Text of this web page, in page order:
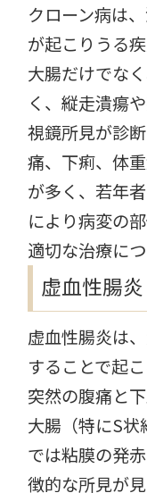
クローン病は
が起こりうる疾
大腸だけでな
く、縦走潰瘍
視鏡所見が診
痛、下痢、体
が多く、若年
により病変の
適切な治療に
虚血性腸炎
虚血性腸炎は
することで起こ
突然の腹痛と
大腸（特にS
では粘膜の発
徴的な所見が